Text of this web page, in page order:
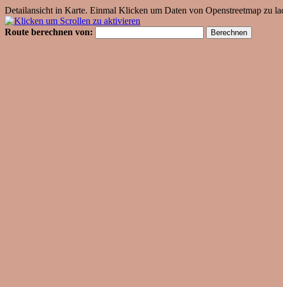
Detailansicht in Karte. Einmal Klicken um Daten von Openstreetmap zu
Route berechnen von: